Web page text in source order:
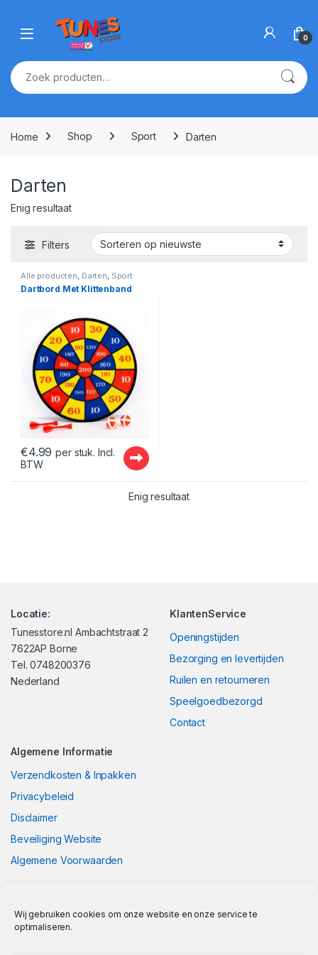
Wij gebruiken cookies om onze website en onze service te
optimaliseren.
Open 0
Zoeken naar:
Home Shop Sport Darten
Darten
Enig resultaat
Filters
Alle producten, Darten, Sport
Dartbord Met Klittenband
€4.99 per stuk. Incl.
BTW
Enig resultaat
Locatie:
Tunesstore.nl Ambachtstraat 2
7622AP Borne
Tel. 0748200376
Nederland
KlantenService
Openingstijden
Bezorging en levertijden
Ruilen en retourneren
Speelgoedbezorgd
Contact
Algemene Informatie
Verzendkosten & Inpakken
Privacybeleid
Disclaimer
Beveiliging Website
Algemene Voorwaarden